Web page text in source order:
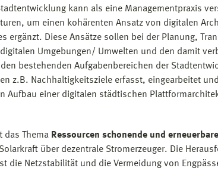
kann als eine Managementpraxis
um einen kohärenten Ansatz von digitalen
ergänzt. Diese Ansätze sollen bei der Planung,
Umgebungen/ Umwelten und den damit
bestehenden Aufgabenbereichen der
z.B. Nachhaltigkeitsziele erfasst, eingearbeitet
Aufbau einer digitalen städtischen
das Thema Ressourcen schonende und
über dezentrale Stromerzeuger. Die
die Netzstabilität und die Vermeidung von